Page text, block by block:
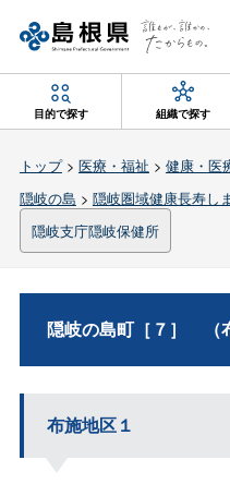
目的で探す 組織で探す
トップ> 医療・福祉 > 健康・医
隠岐の島 > 隠岐圏域健康長寿し
隠岐支庁隠岐保健所
隠岐の島町［７］ （
布施地区１